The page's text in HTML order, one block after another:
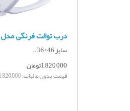
درب توالت فرنگی مدل 04
سایز 46*36..
1,820,000تومان
قیمت بدون مالیات: 1,820,000تومان